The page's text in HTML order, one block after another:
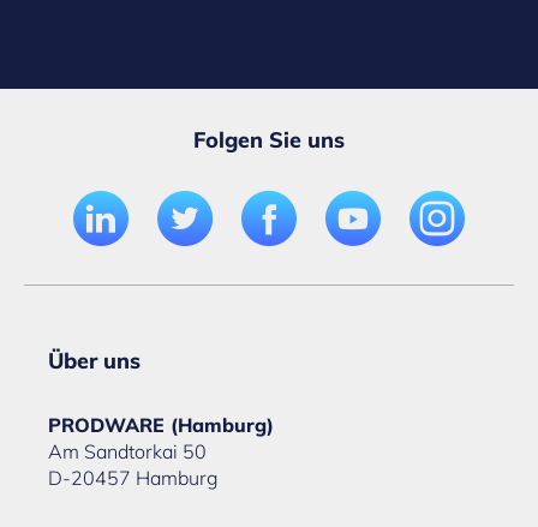
Folgen Sie uns
Über uns
PRODWARE (Hamburg)
Am Sandtorkai 50
D-20457 Hamburg